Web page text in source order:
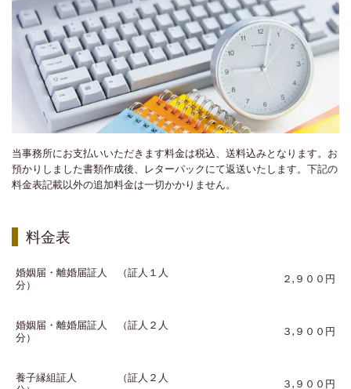
当事務所にお支払いいただきます料金は税込、送料込みとなります。お
預かりしました書類作成後、レターパックにて返送いたします。下記の
料金表記載以外の追加料金は一切かかりません。
料金表
婚姻届・離婚届証人 （証人１人
分）
２,９００円
婚姻届・離婚届証人 （証人２人
分）
３,９００円
養子縁組証人 （証人２人
３,９００円